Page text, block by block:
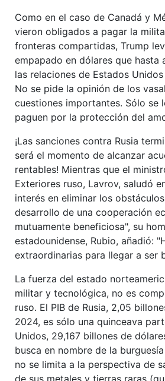
Como en el caso de Canadá y
vieron obligados a pagar la
fronteras compartidas, Trump
empapado en dólares que hasta
las relaciones de Estados
No se pide la opinión de los
cuestiones importantes. Sólo se
paguen por la protección del
¡Las sanciones contra Rusia
será el momento de alcanzar
rentables! Mientras que el
Exteriores ruso, Lavrov, saludó
interés en eliminar los
desarrollo de una cooperación
mutuamente beneficiosa", su
estadounidense, Rubio, añadió:
extraordinarias para llegar a ser
La fuerza del estado
militar y tecnológica, no es
ruso. El PIB de Rusia, 2,05
2024, es sólo una quinceava
Unidos, 29,167 billones de
busca en nombre de la
no se limita a la perspectiva de
de sus metales y tierras raras